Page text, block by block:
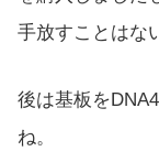
手放すことはな
後は基板を
ね。